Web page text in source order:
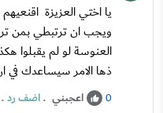
يا اختي العزيزة
ويجب ان ترتبطي بمن
العنوسة لو لم
ذها الامر سيساعدك في
0 اعجبني .اضف رد.